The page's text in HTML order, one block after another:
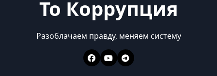
То Коррупция
Разоблачаем правду, меняем систему